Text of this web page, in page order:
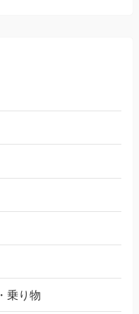
乗り物